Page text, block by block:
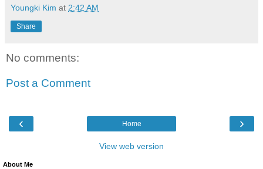
Youngki Kim at 2:42 AM
Share
No comments:
Post a Comment
‹ ›
Home
View web version
About Me